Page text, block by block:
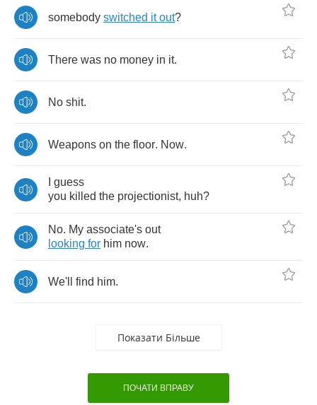
somebody switched it out?
There was no money in it.
No shit.
Weapons on the floor. Now.
guess
you killed the projectionist, huh?
No. My associate's out
looking for him now.
We'll find him.
Показати Більше
ПОЧАТИ ВПРАВУ